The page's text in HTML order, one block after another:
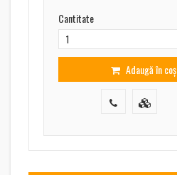
Cantitate
Adaugă în coș